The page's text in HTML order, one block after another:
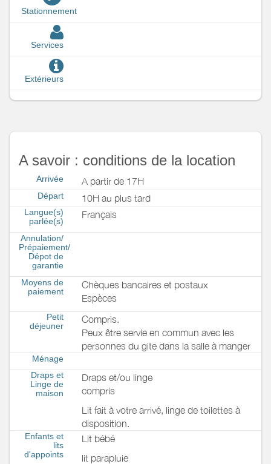
Stationnement
Services
Extérieurs
A savoir : conditions de la location
Arrivée A partir de 17H
Départ 10H au plus tard
Langue(s)
parlée(s)
Français
Annulation/
Prépaiement/
Dépot de
garantie
Moyens de
paiement
Chèques bancaires et postaux
Espèces
Petit
déjeuner
Compris.
Peux être servie en commun avec les
personnes du gite dans la salle à manger
Ménage
Draps et
Linge de
maison
Draps et/ou linge
compris
Lit fait à votre arrivé, linge de toilettes à
disposition.
Enfants et
lits
d'appoints
Lit bébé
lit parapluie